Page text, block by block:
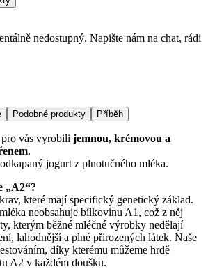
nedostupný. Napište nám na chat, rádi
Podobné produkty Příběh
vás vyrobili jemnou, krémovou a
.
jogurt z plnotučného mléka.
„A2“?
které mají specifický genetický základ.
neobsahuje bílkovinu A1, což z něj
kterým běžné mléčné výrobky nedělají
lahodnější a plné přirozených látek. Naše
díky kterému můžeme hrdě
A2 v každém doušku.